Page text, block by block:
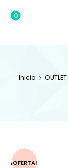
0,00€
0
Inicio OUTLET
¡OFERTA!